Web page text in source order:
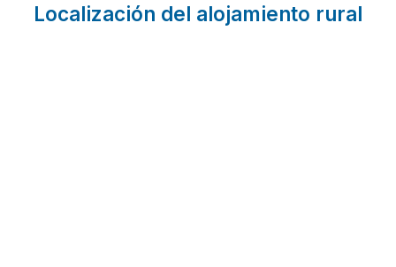
Localización del alojamiento rural